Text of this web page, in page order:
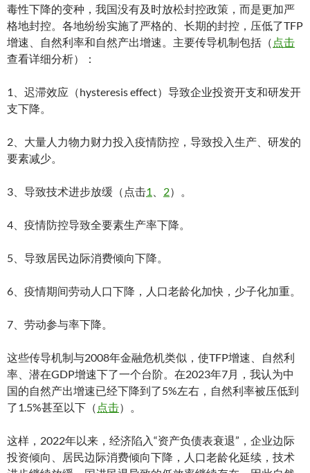
毒性下降的变种，我国没有及时放松封控政策，而是更加严
格地封控。各地纷纷实施了严格的、长期的封控，压低了TFP
增速、自然利率和自然产出增速。主要传导机制包括（ 点击
查看详细分析）：
1、迟滞效应（hysteresis effect）导致企业投资开支和研发开
支下降。
2、大量人力物力财力投入疫情防控，导致投入生产、研发的
要素减少。
3、导致技术进步放缓（点击1 2）。
4、疫情防控导致全要素生产率下降。
5、导致居民边际消费倾向下降。
6、疫情期间劳动人口下降，人口老龄化加快，少子化加重。
7、劳动参与率下降。
这些传导机制与2008年金融危机类似，使TFP增速、自然利
率、潜在GDP增速下了一个台阶。在2023年7月，我认为中
国的自然产出增速已经下降到了5%左右，自然利率被压低到
了1.5%甚至以下（ 点击）。
这样，2022年以来，经济陷入“资产负债表衰退”，企业边际
投资倾向、居民边际消费倾向下降，人口老龄化延续，技术